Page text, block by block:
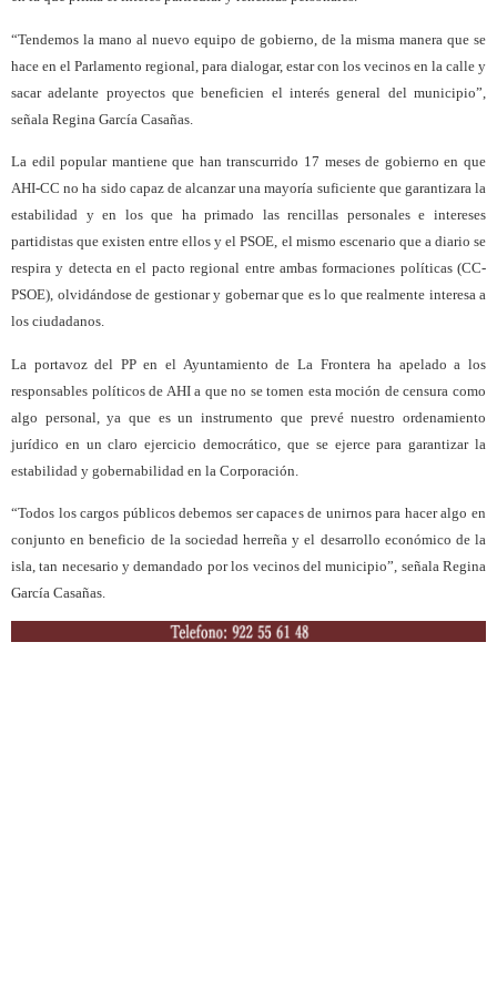
“Tendemos la mano al nuevo equipo de gobierno, de la misma manera que se
hace en el Parlamento regional, para dialogar, estar con los vecinos en la calle y
sacar adelante proyectos que beneficien el interés general del municipio”,
señala Regina García Casañas.
La edil popular mantiene que han transcurrido 17 meses de gobierno en que
AHI-CC no ha sido capaz de alcanzar una mayoría suficiente que garantizara la
estabilidad y en los que ha primado las rencillas personales e intereses
partidistas que existen entre ellos y el PSOE, el mismo escenario que a diario se
respira y detecta en el pacto regional entre ambas formaciones políticas (CC-
PSOE), olvidándose de gestionar y gobernar que es lo que realmente interesa a
los ciudadanos.
La portavoz del PP en el Ayuntamiento de La Frontera ha apelado a los
responsables políticos de AHI a que no se tomen esta moción de censura como
algo personal, ya que es un instrumento que prevé nuestro ordenamiento
jurídico en un claro ejercicio democrático, que se ejerce para garantizar la
estabilidad y gobernabilidad en la Corporación.
“Todos los cargos públicos debemos ser capaces de unirnos para hacer algo en
conjunto en beneficio de la sociedad herreña y el desarrollo económico de la
isla, tan necesario y demandado por los vecinos del municipio”, señala Regina
García Casañas.